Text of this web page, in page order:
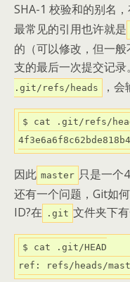
SHA-1 校验和的别名
最常见的引用也许就是
的（可以修改，但一
支的最后一次提交记
.git/refs/heads
，
4
因此 master 只是一个
还有一个问题，Git如
ID?在
.git 文件夹下
ref : refs/heads/